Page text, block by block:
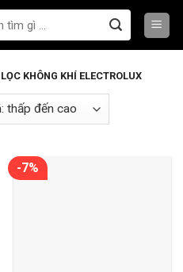
LỌC KHÔNG KHÍ ELECTROLUX
-7%